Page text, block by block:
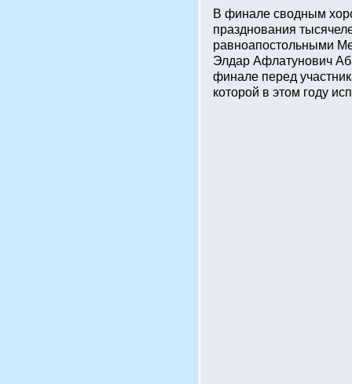
В финале сводным
празднования
равноапостольными
Элдар Афлатунович
финале перед
которой в этом году